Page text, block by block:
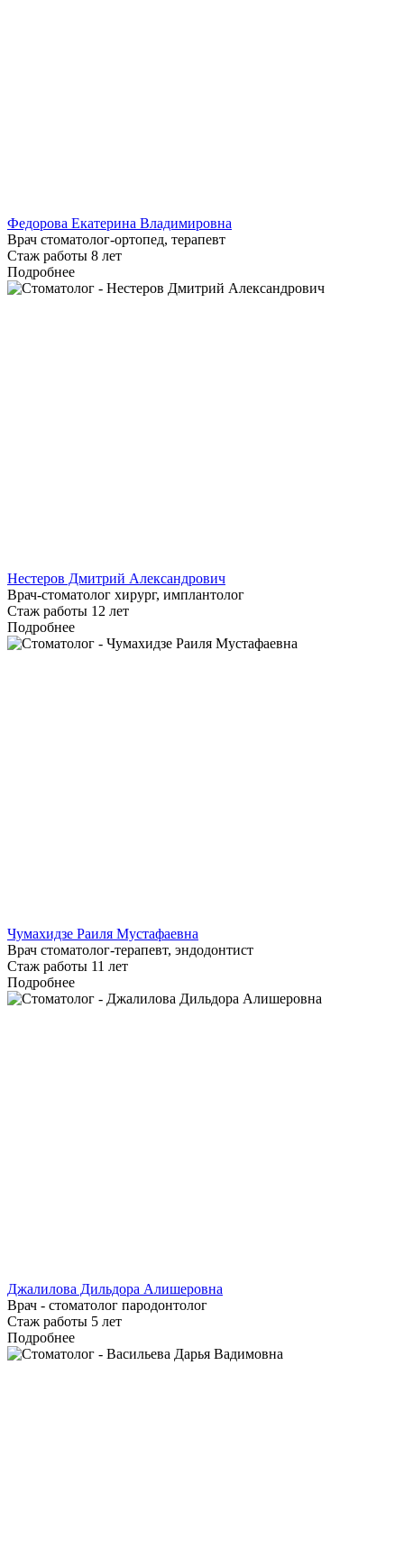
Федорова Екатерина Владимировна
Врач стоматолог-ортопед, терапевт
Стаж работы 8 лет
Подробнее
Нестеров Дмитрий Александрович
Врач-стоматолог хирург, имплантолог
Стаж работы 12 лет
Подробнее
Чумахидзе Раиля Мустафаевна
Врач стоматолог-терапевт, эндодонтист
Стаж работы 11 лет
Подробнее
Джалилова Дильдора Алишеровна
Врач - стоматолог пародонтолог
Стаж работы 5 лет
Подробнее